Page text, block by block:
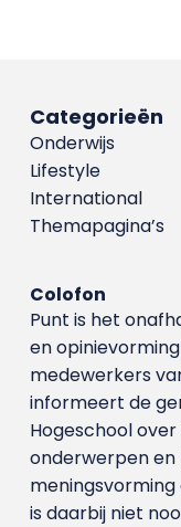
Categorieën
Onderwijs
Lifestyle
International
Themapagina’s
Colofon
Punt is het
en
medewerkers
informeert de
Hogeschool
onderwerpen
is daarbij niet